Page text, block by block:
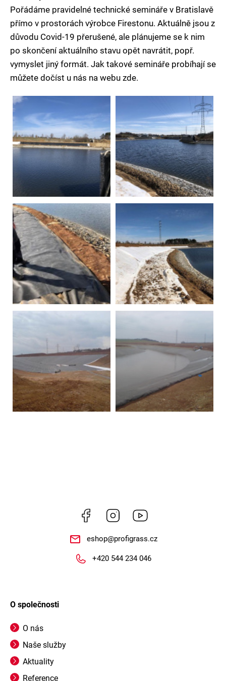
Pořádáme pravidelné technické semináře v Bratislavě
přímo v prostorách výrobce Firestonu. Aktuálně jsou z
důvodu Covid-19 přerušené, ale plánujeme se k nim
po skončení aktuálního stavu opět navrátit, popř.
vymyslet jiný formát. Jak takové semináře probíhají se
můžete dočíst u nás na webu zde.
Facebook Instagram
eshop@profigrass.cz
+420 544 234 046
O společnosti
O nás
Naše služby
Aktuality
Reference